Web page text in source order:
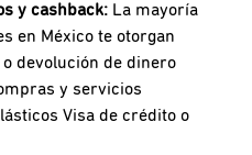
y cashback: La mayoría
en México te otorgan
devolución de dinero
y servicios
Visa de crédito o